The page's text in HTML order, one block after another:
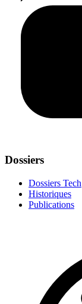
Dossiers
Dossiers Tech
Historiques
Publications